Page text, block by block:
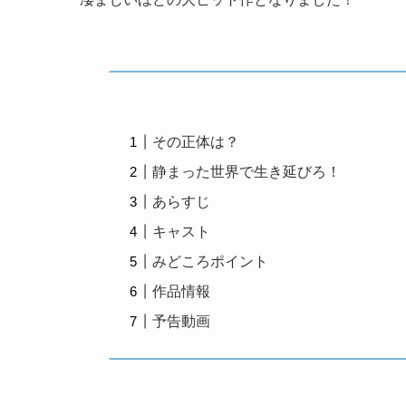
その正体は？
静まった世界で生き延びろ！
あらすじ
キャスト
みどころポイント
作品情報
予告動画